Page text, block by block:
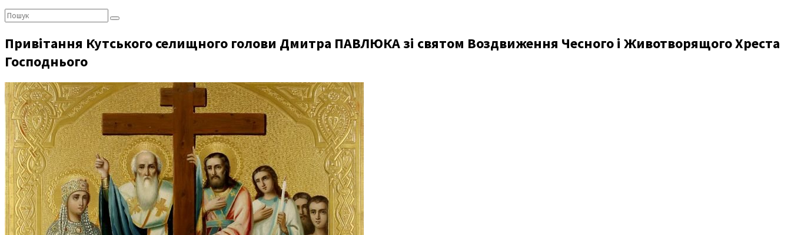
Пошук:
Привітання Кутського селищного голови Дмитра ПАВЛЮКА зі святом Воздвиження Чесного і Животворящого Хреста
Господнього